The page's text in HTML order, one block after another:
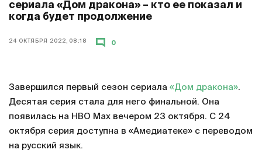
сериала «Дом дракона» – кто ее показал и
когда будет продолжение
24 ОКТЯБРЯ 2022, 08:18 0
Завершился первый сезон сериала «Дом дракона».
Десятая серия стала для него финальной. Она
появилась на HBO Max вечером 23 октября. С 24
октября серия доступна в «Амедиатеке» с переводом
на русский язык.